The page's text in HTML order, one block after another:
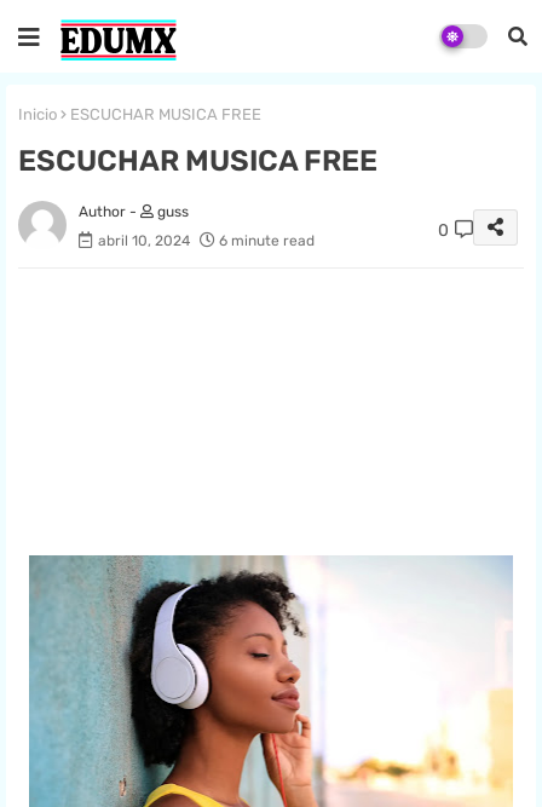
Inicio ESCUCHAR MUSICA FREE
ESCUCHAR MUSICA FREE
guss
abril 10, 2024
6 minute read
0